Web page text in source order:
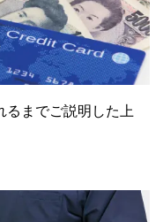
るまでご説明した上